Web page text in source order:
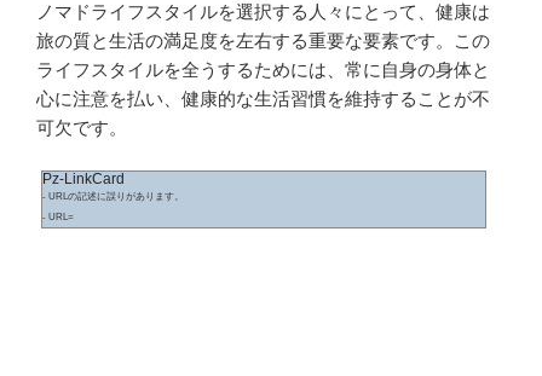
ノマドライフスタイルを選択する人々にとって、健康は
旅の質と生活の満足度を左右する重要な要素です。この
ライフスタイルを全うするためには、常に自身の身体と
心に注意を払い、健康的な生活習慣を維持することが不
可欠です。
Pz-LinkCard
- URLの記述に誤りがあります。
- URL=